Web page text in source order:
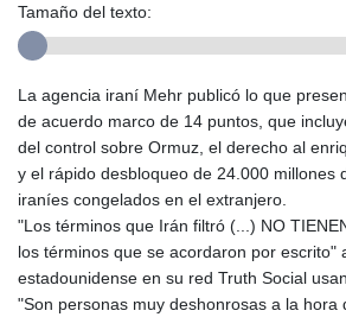
Tamaño del texto:
La agencia iraní Mehr publicó lo que
de acuerdo marco de 14 puntos, que
del control sobre Ormuz, el derecho al
y el rápido desbloqueo de 24.000 millones
iraníes congelados en el extranjero.
"Los términos que Irán filtró (...) NO
los términos que se acordaron por escrito"
estadounidense en su red Truth Social
"Son personas muy deshonrosas a la hora